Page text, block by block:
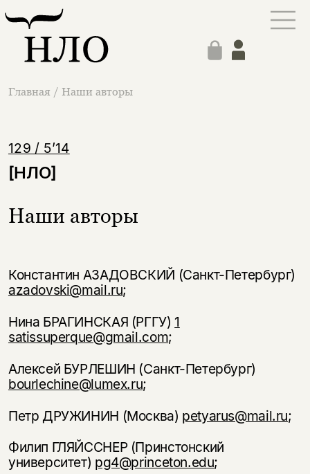
Главная / Наши авторы
129 / 5’14
[НЛО]
Наши авторы
Константин АЗАДОВСКИЙ (Санкт-Петербург)
azadovski@mail.ru;
Нина БРАГИНСКАЯ (РГГУ)1
satissuperque@gmail.com;
Алексей БУРЛЕШИН (Санкт-Петербург)
bourlechine@lumex.ru;
Петр ДРУЖИНИН (Москва) petyarus@mail.ru;
Филип ГЛЯЙССНЕР (Принстонский
университет) pg4@princeton.edu;
Подписка на рассылку
Этой книги временно
нет в продаже.